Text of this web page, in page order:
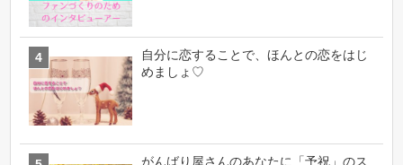
自分に恋することで、ほんとの恋をはじ
めましょ♡
がんばり屋さんのあなたに「予祝」のス